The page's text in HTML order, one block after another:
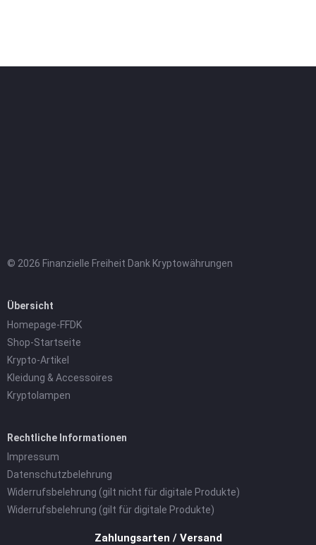
© 2026 Finanzielle Freiheit Dank Kryptowährungen
Übersicht
Homepage-FFDK
Shop-Startseite
Krypto-Artikel
Kleidung & Accessoires
Kryptolampen
Rechtliche Informationen
Impressum
Datenschutzbelehrung
Widerrufsbelehrung (gilt nicht für digitale Produkte)
Widerrufsbelehrung (gilt für digitale Produkte)
Zahlungsarten / Versand